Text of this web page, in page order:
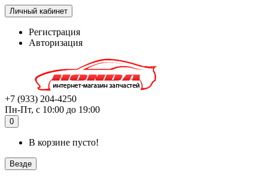
Личный кабинет
Регистрация
Авторизация
+7 (933) 204-4250
Пн-Пт, с 10:00 до 19:00
0
В корзине пусто!
Везде